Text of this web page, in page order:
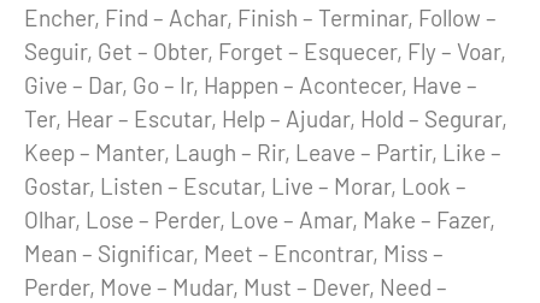
Encher, Find – Achar, Finish – Terminar, Follow –
Seguir, Get – Obter, Forget – Esquecer, Fly – Voar,
Give – Dar, Go – Ir, Happen – Acontecer, Have –
Ter, Hear – Escutar, Help – Ajudar, Hold – Segurar,
Keep – Manter, Laugh – Rir, Leave – Partir, Like –
Gostar, Listen – Escutar, Live – Morar, Look –
Olhar, Lose – Perder, Love – Amar, Make – Fazer,
Mean – Significar, Meet – Encontrar, Miss –
Perder, Move – Mudar, Must – Dever, Need –